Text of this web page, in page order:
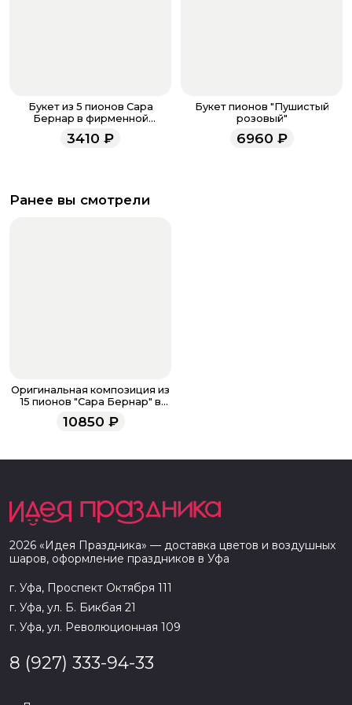
Букет из 5 пионов Сара
Бернар в фирменной
упаковке
3410 ₽
Букет пионов "Пушистый
розовый"
6960 ₽
Ранее вы смотрели
Оригинальная композиция из
15 пионов "Сара Бернар" в
шляпной коробке
10850 ₽
2026 «Идея Праздника» — доставка цветов и воздушных
шаров, оформление праздников в Уфа
г. Уфа, Проспект Октября 111
г. Уфа, ул. Б. Бикбая 21
г. Уфа, ул. Революционная 109
8 (927) 333-94-33